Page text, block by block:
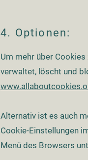
4. Optionen:
Um mehr über
verwaltet, löscht und
Alternativ ist es auch
Cookie-Einstellungen
Menü des Browsers